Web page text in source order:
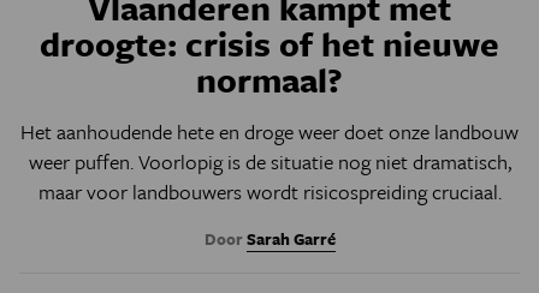
droogte: crisis of het nieuwe
normaal?
Het aanhoudende hete en droge weer doet onze landbouw
weer puffen. Voorlopig is de situatie nog niet dramatisch,
maar voor landbouwers wordt risicospreiding cruciaal.
DoorSarah Garré